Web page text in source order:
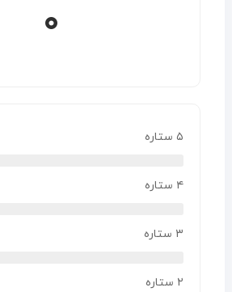
۰
۵ ستاره
۴ ستاره
۳ ستاره
۲ ستاره